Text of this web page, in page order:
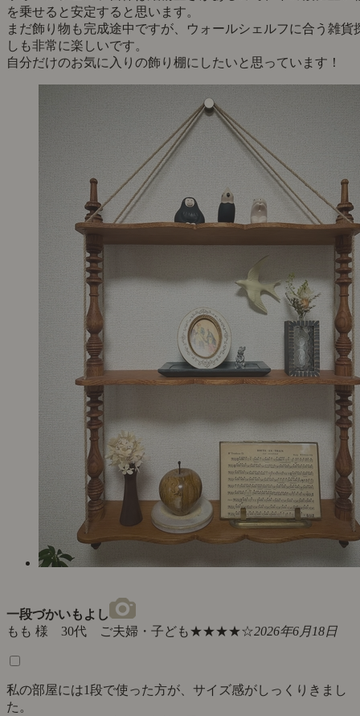
を乗せると安定すると思います。
まだ飾り物も完成途中ですが、ウォールシェルフに合う雑貨
しも非常に楽しいです。
自分だけのお気に入りの飾り棚にしたいと思っています！
一段づかいもよし
もも 様 30代 ご夫婦・子ども★★★★☆2026年6月18日
私の部屋には1段で使った方が、サイズ感がしっくりきまし
た。